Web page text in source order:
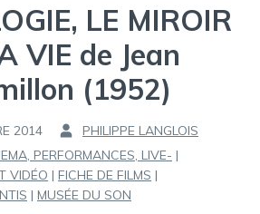
LE MIROIR
VIE de Jean
(1952)
2014
P
A
R
PHILIPPE LANGLOIS
PERFORMANCES, LIVE- |
VIDÉO | FICHE DE FILMS |
| MUSÉE DU SON